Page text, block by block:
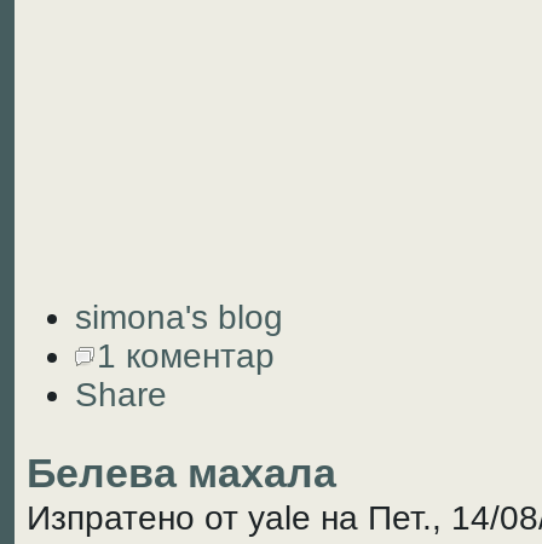
simona's blog
1 коментар
Share
Белева махала
Изпратено от yale на Пет., 14/